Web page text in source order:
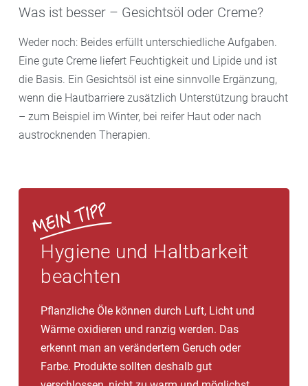
Was ist besser – Gesichtsöl oder Creme?
Weder noch: Beides erfüllt unterschiedliche Aufgaben.
Eine gute Creme liefert Feuchtigkeit und Lipide und ist
die Basis. Ein Gesichtsöl ist eine sinnvolle Ergänzung,
wenn die Hautbarriere zusätzlich Unterstützung braucht
– zum Beispiel im Winter, bei reifer Haut oder nach
austrocknenden Therapien.
Hygiene und Haltbarkeit
beachten
Pflanzliche Öle können durch Luft, Licht und
Wärme oxidieren und ranzig werden. Das
erkennt man an verändertem Geruch oder
Farbe. Produkte sollten deshalb gut